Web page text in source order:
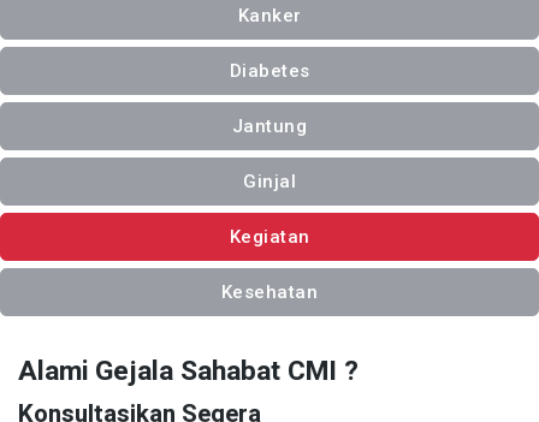
Kanker
Diabetes
Jantung
Ginjal
Kegiatan
Kesehatan
Alami Gejala Sahabat CMI ?